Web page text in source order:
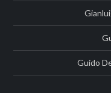
Guido